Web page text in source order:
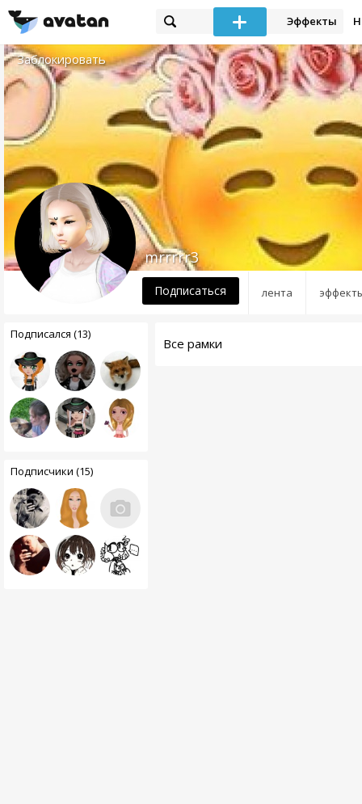
Эффекты
Заблокировать
лента
mrrrrr3
Подписаться
Подписался (13)
Подписчики (15)
Все рамки